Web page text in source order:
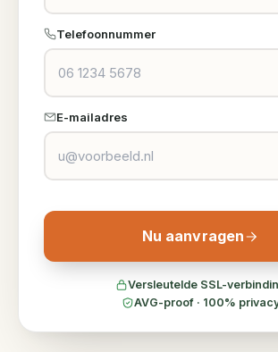
Telefoonnummer
E-mailadres
Nu aanvragen
Versleutelde SSL-
AVG-proof · 100%